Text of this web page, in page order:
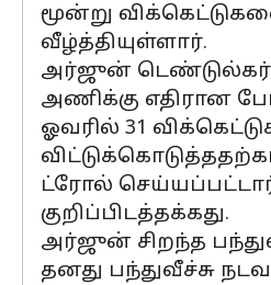
மூன்று
வீழ்த்தியுள்ளார்.
அர்ஜுன்
அணிக்கு எதிரான
ஓவரில் 31
ட்ரோல்
குறிப்பிடத்தக்கது.
அர்ஜுன் சிறந்த
தனது பந்துவீச்சு